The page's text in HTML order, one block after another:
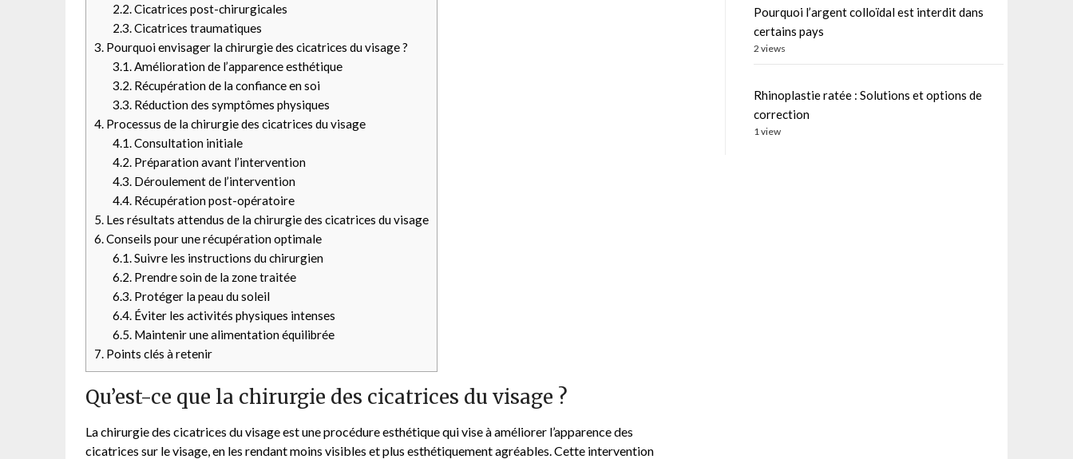
2.2.Cicatrices post-chirurgicales
2.3.Cicatrices traumatiques
3. Pourquoi envisager la chirurgie des cicatrices du visage ?
3.1.Amélioration de l’apparence esthétique
3.2.Récupération de la confiance en soi
3.3.Réduction des symptômes physiques
4. Processus de la chirurgie des cicatrices du visage
4.1.Consultation initiale
4.2.Préparation avant l’intervention
4.3.Déroulement de l’intervention
4.4.Récupération post-opératoire
5. Les résultats attendus de la chirurgie des cicatrices du visage
6.Conseils pour une récupération optimale
6.1.Suivre les instructions du chirurgien
6.2.Prendre soin de la zone traitée
6.3.Protéger la peau du soleil
6.4.Éviter les activités physiques intenses
6.5.Maintenir une alimentation équilibrée
7. Points clés à retenir
Qu’est-ce que la chirurgie des cicatrices du visage ?
La chirurgie des cicatrices du visage est une procédure esthétique qui vise à améliorer l’apparence des
cicatrices sur le visage, en les rendant moins visibles et plus esthétiquement agréables. Cette intervention
Pourquoi l’argent colloïdal est interdit dans
certains pays
2 views
Rhinoplastie ratée : Solutions et options de
correction
1 view